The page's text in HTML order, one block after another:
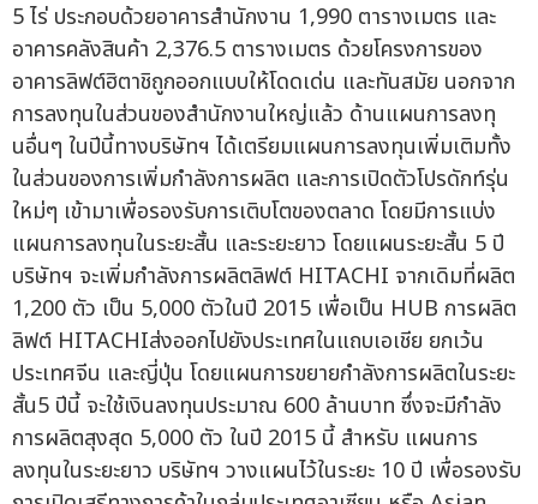
5 ไร่ ประกอบด้วยอาคารสำนักงาน 1,990 ตารางเมตร และ
อาคารคลังสินค้า 2,376.5 ตารางเมตร ด้วยโครงการของ
อาคารลิฟต์ฮิตาชิถูกออกแบบให้โดดเด่น และทันสมัย นอกจาก
การลงทุนในส่วนของสำนักงานใหญ่แล้ว ด้านแผนการลงทุ
นอื่นๆ ในปีนี้ทางบริษัทฯ ได้เตรียมแผนการลงทุนเพิ่มเติมทั้ง
ในส่วนของการเพิ่มกำลังการผลิต และการเปิดตัวโปรดักท์รุ่น
ใหม่ๆ เข้ามาเพื่อรองรับการเติบโตของตลาด โดยมีการแบ่ง
แผนการลงทุนในระยะสั้น และระยะยาว โดยแผนระยะสั้น 5 ปี
บริษัทฯ จะเพิ่มกำลังการผลิตลิฟต์ HITACHI จากเดิมที่ผลิต
1,200 ตัว เป็น 5,000 ตัวในปี 2015 เพื่อเป็น HUB การผลิต
ลิฟต์ HITACHIส่งออกไปยังประเทศในแถบเอเชีย ยกเว้น
ประเทศจีน และญี่ปุ่น โดยแผนการขยายกำลังการผลิตในระยะ
สั้น5 ปีนี้ จะใช้เงินลงทุนประมาณ 600 ล้านบาท ซึ่งจะมีกำลัง
การผลิตสุงสุด 5,000 ตัว ในปี 2015 นี้ สำหรับ แผนการ
ลงทุนในระยะยาว บริษัทฯ วางแผนไว้ในระยะ 10 ปี เพื่อรองรับ